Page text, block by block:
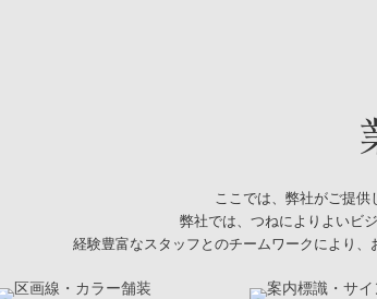
ここでは、弊社がご提供
弊社では、つねによりよいビ
経験豊富なスタッフとのチームワークにより、